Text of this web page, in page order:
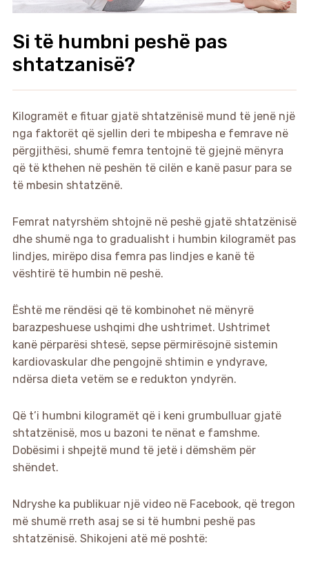
Si të humbni peshë pas
shtatzanisë?
Kilogramët e fituar gjatë shtatzënisë mund të jenë një
nga faktorët që sjellin deri te mbipesha e femrave në
përgjithësi, shumë femra tentojnë të gjejnë mënyra
që të kthehen në peshën të cilën e kanë pasur para se
të mbesin shtatzënë.
Femrat natyrshëm shtojnë në peshë gjatë shtatzënisë
dhe shumë nga to gradualisht i humbin kilogramët pas
lindjes, mirëpo disa femra pas lindjes e kanë të
vështirë të humbin në peshë.
Është me rëndësi që të kombinohet në mënyrë
barazpeshuese ushqimi dhe ushtrimet. Ushtrimet
kanë përparësi shtesë, sepse përmirësojnë sistemin
kardiovaskular dhe pengojnë shtimin e yndyrave,
ndërsa dieta vetëm se e redukton yndyrën.
Që t’i humbni kilogramët që i keni grumbulluar gjatë
shtatzënisë, mos u bazoni te nënat e famshme.
Dobësimi i shpejtë mund të jetë i dëmshëm për
shëndet.
Ndryshe ka publikuar një video në Facebook, që tregon
më shumë rreth asaj se si të humbni peshë pas
shtatzënisë. Shikojeni atë më poshtë: